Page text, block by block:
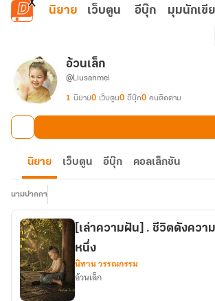
ข้ามไปยังเนื้อหาหลัก
นิยาย เว็บตูน อีบุ๊ก มุมนักเขี
อ้วนเล็ก
@Liusanmei
1 นิยาย0 เว็บตูน0 อีบุ๊ก0 คนติดตาม
นิยาย เว็บตูน อีบุ๊ก คอลเล็กชัน
นามปากกา
[เล่าความฝัน] . ชีวิตดังควา
หนึ่ง
นิทาน วรรณกรรม
อ้วนเล็ก